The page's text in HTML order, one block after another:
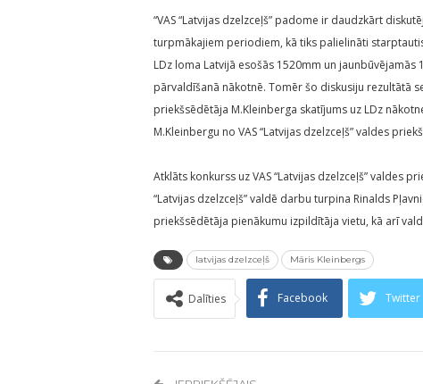
“VAS “Latvijas dzelzceļš” padome ir daudzkārt
turpmākajiem periodiem, kā tiks palielināti
LDz loma Latvijā esošās 1520mm un
pārvaldīšanā nākotnē. Tomēr šo diskusiju rezultātā
priekšsēdētāja M.Kleinberga skatījums uz LDz
M.Kleinbergu no VAS “Latvijas dzelzceļš” valdes
Atklāts konkurss uz VAS “Latvijas dzelzceļš” valdes
“Latvijas dzelzceļš” valdē darbu turpina Rinalds
priekšsēdētāja pienākumu izpildītāja vietu, kā arī
latvijas dzelzceļš Māris Kleinbergs
Dalīties Facebook Twitter